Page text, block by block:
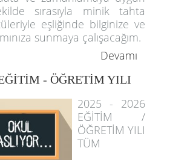
sırasıyla minik tahta
eşliğinde bilginize ve
sunmaya çalışacağım.
Devamı
- ÖĞRETİM YILI
2025 - 2026
EĞİTİM /
ÖĞRETİM YILI
TÜM